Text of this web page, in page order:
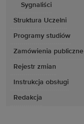
Sygnaliści
Struktura Uczelni
Programy studiów
Zamówienia publiczne
Rejestr zmian
Instrukcja obsługi
Redakcja